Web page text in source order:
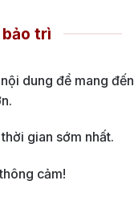
trì
dung để mang đến
gian sớm nhất.
cảm!